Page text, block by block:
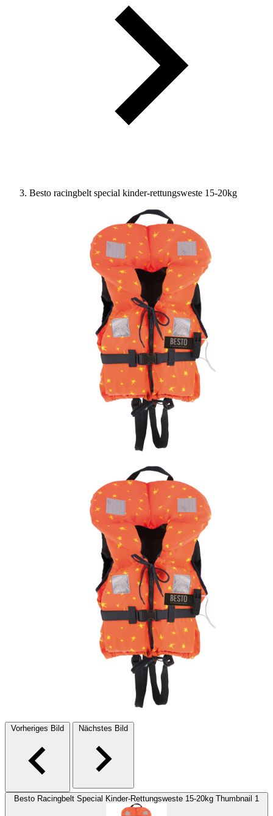
Besto racingbelt special kinder-rettungsweste 15-20kg
Vorheriges Bild Nächstes Bild
Besto Racingbelt Special Kinder-Rettungsweste 15-20kg Thumbnail 1